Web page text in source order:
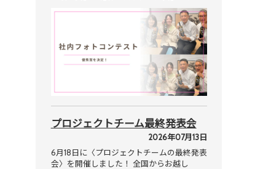
プロジェクトチーム最終発表会
2026年07月13日
6月18日に〈プロジェクトチームの最終発表
会〉を開催しました！ 全国からお越し